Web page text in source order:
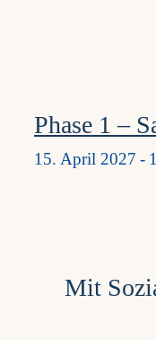
Phase 1 –
15. April 2027 -
Mit